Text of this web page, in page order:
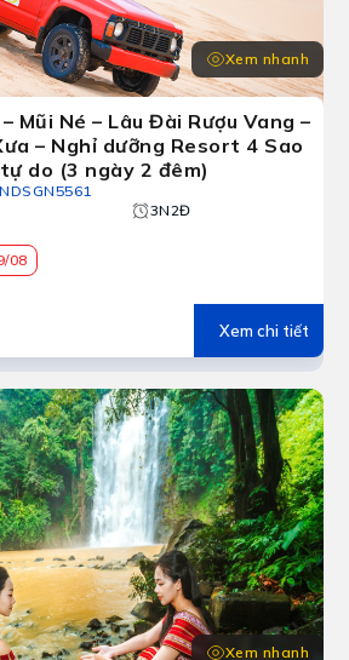
Xem nhanh
Mũi Né – Lâu Đài Rượu Vang –
– Nghỉ dưỡng Resort 4 Sao
do (3 ngày 2 đêm)
NDSGN5561
3N2Đ
08
Xem chi tiết
Xem nhanh